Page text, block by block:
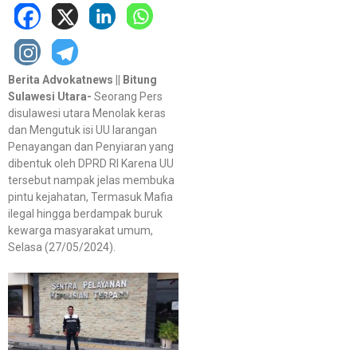
Berita Advokatnews || Bitung
Sulawesi Utara- Seorang Pers
disulawesi utara Menolak keras
dan Mengutuk isi UU larangan
Penayangan dan Penyiaran yang
dibentuk oleh DPRD RI Karena UU
tersebut nampak jelas membuka
pintu kejahatan, Termasuk Mafia
ilegal hingga berdampak buruk
kewarga masyarakat umum,
Selasa (27/05/2024).